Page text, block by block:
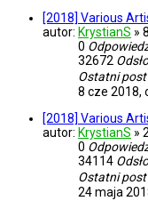
[2018] Various
autor: KrystianS »
0
32672
Ostatni post
8 cze 2018,
[2018] Various
autor: KrystianS »
0
34114
Ostatni post
24 maja